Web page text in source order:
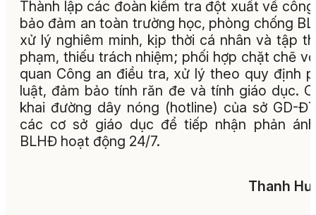
Thành lập các đoàn kiểm tra đột xuất về
bảo đảm an toàn trường học, phòng chống
xử lý nghiêm minh, kịp thời cá nhân và tập
phạm, thiếu trách nhiệm; phối hợp chặt chẽ
quan Công an điều tra, xử lý theo quy định
luật, đảm bảo tính răn đe và tính giáo dục.
khai đường dây nóng (hotline) của sở GD-
các cơ sở giáo dục để tiếp nhận phản
BLHĐ hoạt động 24/7.
Thanh